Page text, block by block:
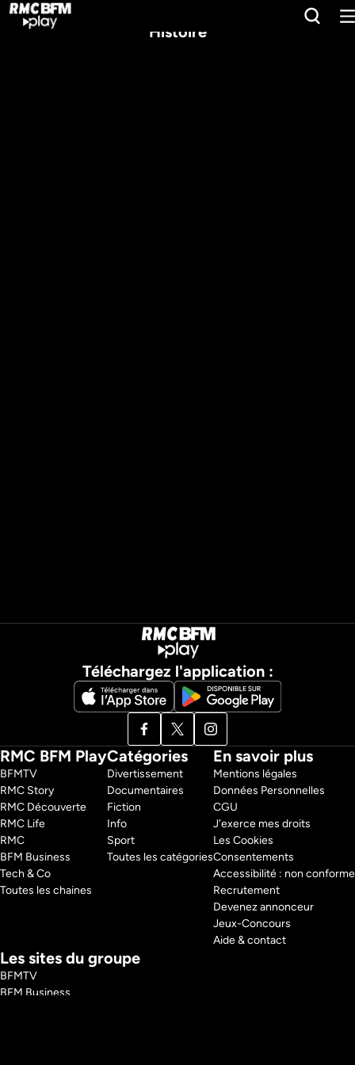
Histoire
Téléchargez l'application :
RMC BFM Play
BFMTV
RMC Story
RMC Découverte
RMC Life
RMC
BFM Business
Tech & Co
Toutes les chaines
Catégories
Divertissement
Documentaires
Fiction
Info
Sport
Toutes les catégories
En savoir plus
Mentions légales
Données Personnelles
CGU
J'exerce mes droits
Les Cookies
Consentements
Accessibilité : non conforme
Recrutement
Devenez annonceur
Jeux-Concours
Aide & contact
Les sites du groupe
BFMTV
BFM Business